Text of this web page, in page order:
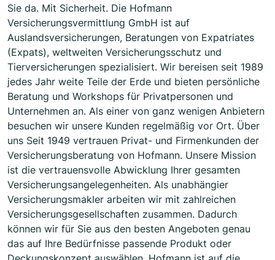
Sie da. Mit Sicherheit. Die Hofmann
Versicherungsvermittlung GmbH ist auf
Auslandsversicherungen, Beratungen von Expatriates
(Expats), weltweiten Versicherungsschutz und
Tierversicherungen spezialisiert. Wir bereisen seit 1989
jedes Jahr weite Teile der Erde und bieten persönliche
Beratung und Workshops für Privatpersonen und
Unternehmen an. Als einer von ganz wenigen Anbietern
besuchen wir unsere Kunden regelmäßig vor Ort. Über
uns Seit 1949 vertrauen Privat- und Firmenkunden der
Versicherungsberatung von Hofmann. Unsere Mission
ist die vertrauensvolle Abwicklung Ihrer gesamten
Versicherungsangelegenheiten. Als unabhängier
Versicherungsmakler arbeiten wir mit zahlreichen
Versicherungsgesellschaften zusammen. Dadurch
können wir für Sie aus den besten Angeboten genau
das auf Ihre Bedürfnisse passende Produkt oder